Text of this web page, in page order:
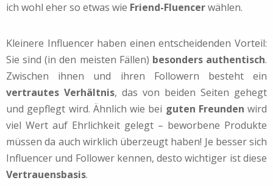
ich wohl eher so etwas wie Friend-Fluencerwählen.
Kleinere Influencer haben einen entscheidenden Vorteil:
Sie sind (in den meisten Fällen) besonders authentisch.
Zwischen ihnen und ihren Followern besteht ein
vertrautes Verhältnis, das von beiden Seiten gehegt
und gepflegt wird. Ähnlich wie bei guten Freunden wird
viel Wert auf Ehrlichkeit gelegt – beworbene Produkte
müssen da auch wirklich überzeugt haben! Je besser sich
Influencer und Follower kennen, desto wichtiger ist diese
Vertrauensbasis.